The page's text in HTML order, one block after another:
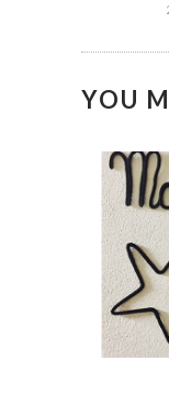
YOU